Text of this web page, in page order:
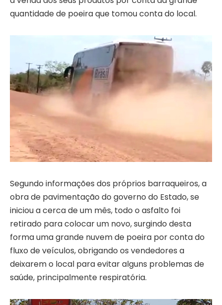
quantidade de poeira que tomou conta do local.
Segundo informações dos próprios barraqueiros, a
obra de pavimentação do governo do Estado, se
iniciou a cerca de um mês, todo o asfalto foi
retirado para colocar um novo, surgindo desta
forma uma grande nuvem de poeira por conta do
fluxo de veículos, obrigando os vendedores a
deixarem o local para evitar alguns problemas de
saúde, principalmente respiratória.